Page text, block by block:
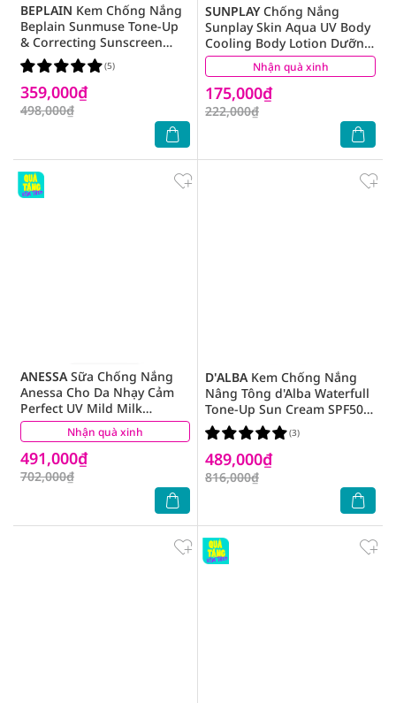
BEPLAIN Kem Chống Nắng
Beplain Sunmuse Tone-Up
& Correcting Sunscreen
SPF50+ PA++++ 50ml
359,000₫
498,000₫
(5) Nhận quà xinh
SUNPLAYChống Nắng
Sunplay Skin Aqua UV Body
Cooling Body Lotion Dưỡng
Thể Mát Lạnh SPF50+
PA++++ 150g
175,000₫
222,000₫
(7)
Nhận quà xinh
ANESSASữa Chống Nắng
Anessa Cho Da Nhạy Cảm
Perfect UV Mild Milk
SPF50+/PA++++ 60ml
491,000₫
702,000₫
(76)
D'ALBAKem Chống Nắng
Nâng Tông d'Alba Waterfull
Tone-Up Sun Cream SPF50 +
PA ++++ 50ml
489,000₫
816,000₫
(3)